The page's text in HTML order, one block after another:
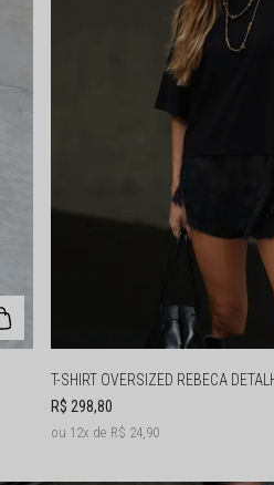
T-SHIRT OVERSIZED REBECA
R$ 298,80
12x R$ 24,90